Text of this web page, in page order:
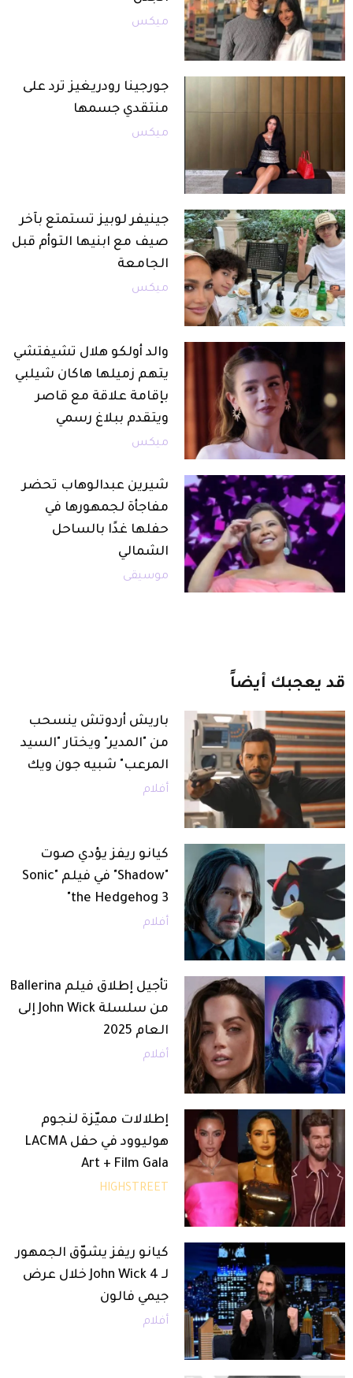
ميكس
جورجينا رودريغيز ترد على
منتقدي جسمها
ميكس
جينيفر لوبيز تستمتع بآخر
صيف مع ابنيها التوأم قبل
الجامعة
ميكس
والد أولكو هلال تشيفتشي
يتهم زميلها هاكان شيلبي
بإقامة علاقة مع قاصر
ويتقدم ببلاغ رسمي
ميكس
شيرين عبدالوهاب تحضر
مفاجأة لجمهورها في
حفلها غدًا بالساحل
الشمالي
موسيقى
قد يعجبك أيضاً
باريش أردوتش ينسحب
من "المدير" ويختار "السيد
المرعب" شبيه جون ويك
أفلام
كيانو ريفز يؤدي صوت
"Shadow" في فيلم "Sonic
the Hedgehog 3"
أفلام
تأجيل إطلاق فيلم Ballerina
من سلسلة John Wick إلى
العام 2025
أفلام
إطلالات مميّزة لنجوم
هوليوود في حفل LACMA
Art + Film Gala
HIGHSTREET
كيانو ريفز يشوّق الجمهور
لـ John Wick 4 خلال عرض
جيمي فالون
أفلام